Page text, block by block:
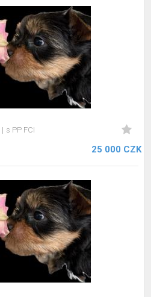
s PP FCI
25 000 CZK